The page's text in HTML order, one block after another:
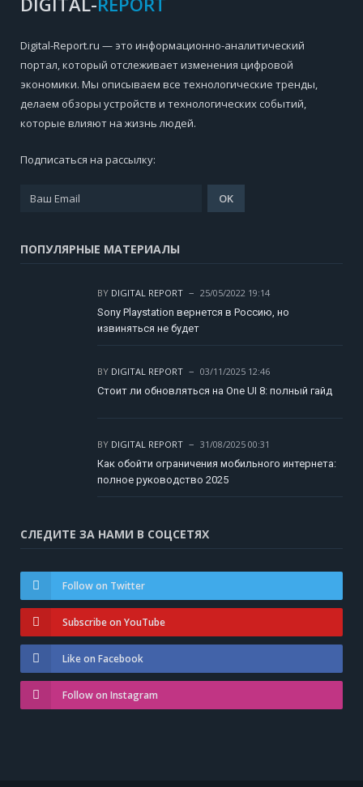
Digital-Report.ru — это информационно-аналитический
портал, который отслеживает изменения цифровой
экономики. Мы описываем все технологические тренды,
делаем обзоры устройств и технологических событий,
которые влияют на жизнь людей.
Подписаться на рассылку:
ПОПУЛЯРНЫЕ МАТЕРИАЛЫ
BY DIGITAL REPORT
25/05/2022 19:14
Sony Playstation вернется в Россию, но
извиняться не будет
BY DIGITAL REPORT
03/11/2025 12:46
Стоит ли обновляться на One UI 8: полный гайд
BY DIGITAL REPORT
31/08/2025 00:31
Как обойти ограничения мобильного интернета:
полное руководство 2025
СЛЕДИТЕ ЗА НАМИ В СОЦСЕТЯХ
Follow on Twitter
Subscribe on YouTube
Like on Facebook
Follow on Instagram